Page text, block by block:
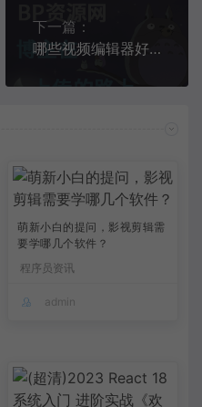
下一篇：
哪些视频编辑器好用？
萌新小白的提问，影视剪辑需
要学哪几个软件？
程序员资讯
admin